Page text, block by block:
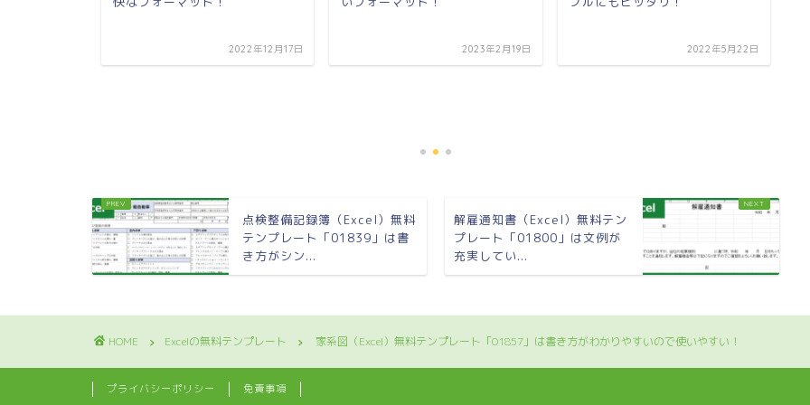
2022年12月17日 2023年2月19日 2022年5月22日
点検整備記録簿（Excel）無料
テンプレート「01839」は書
き方がシン...
解雇通知書（Excel）無料テン
プレート「01800」は文例が
充実してい...
HOME Excelの無料テンプレート 家系図（Excel）無料テンプレート「01857」は書き方がわかりやすいので使いやすい！
プライバシーポリシー 免責事項